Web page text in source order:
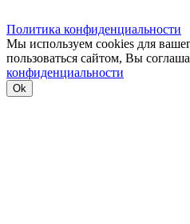
Политика конфиденциальности
Мы используем cookies для
пользоваться сайтом, Вы
конфиденциальности
Ok